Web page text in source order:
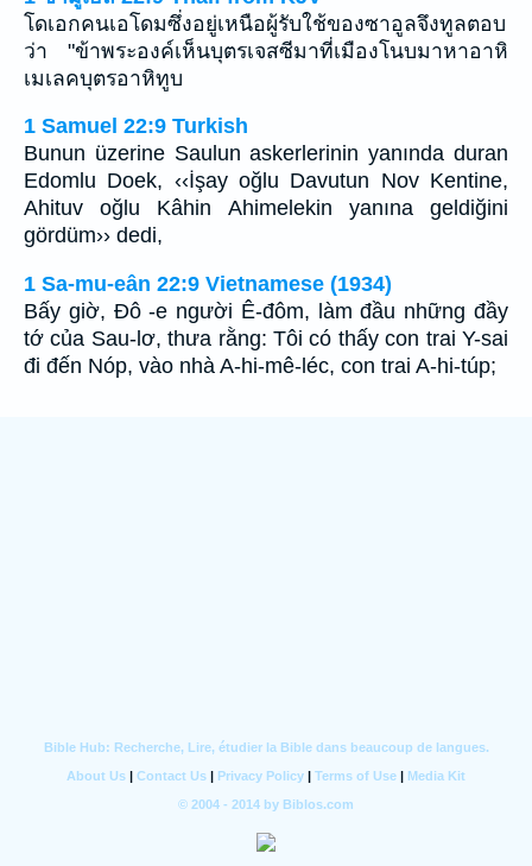
โดเอกคนเอโดมซึ่งอยู่เหนือผู้รับใช้ของซาอูลจึงทูลตอบ
ว่า "ข้าพระองค์เห็นบุตรเจสซีมาที่เมืองโนบมาหาอาหิ
เมเลคบุตรอาหิทูบ
1 Samuel 22:9 Turkish
Bunun üzerine Saulun askerlerinin yanında duran
Edomlu Doek, ‹‹İşay oğlu Davutun Nov Kentine,
Ahituv oğlu Kâhin Ahimelekin yanına geldiğini
gördüm›› dedi,
1 Sa-mu-eân 22:9 Vietnamese (1934)
Bấy giờ, Ðô -e người Ê-đôm, làm đầu những đầy
tớ của Sau-lơ, thưa rằng: Tôi có thấy con trai Y-sai
đi đến Nóp, vào nhà A-hi-mê-léc, con trai A-hi-túp;